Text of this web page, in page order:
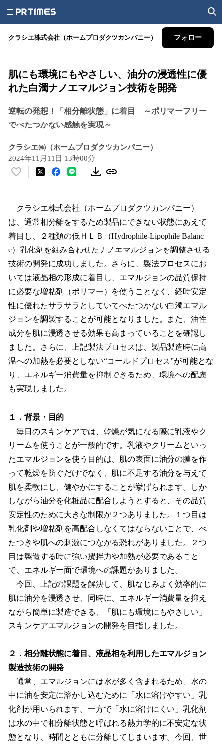
クラシエ株式会社（ホームプロダクツカンパニー） フォロー
肌にも環境にもやさしい、油分の浸透性に優
れた白濁ナノエマルジョン技術を開発
逆転の発想！「相分離状態」に着目 ～ポリマーフリー
でべたつかない感触を実現～
クラシエ㈱（ホームプロダクツカンパニー）
2024年11月11日 13時00分
い
！
を
読
み
込
み
中
で
す
クラシエ株式会社（ホームプロダクツカンパニー）
は、通常相分離をするため製品にできない状態にあえて
着目し、２種類の低ＨＬＢ（Hydrophile-Lipophile Balanc
e）乳化剤を組み合わせたナノエマルジョンを調整させる
技術の開発に成功しました。さらに、製法プロセスにお
いては液晶相の形成に着目し、エマルジョンの品質保持
に必要な増粘剤（ポリマー）を使うことなく、経時安定
性に優れたサラサラとしていてべたつかない白濁エマル
ジョンを調製することが可能となりました。また、油性
成分を肌に浸透させる効果も高まっていることを確認し
ました。さらに、上記製法プロセスは、製品製造時に高
温への加熱を必要としない“コールドプロセス”が可能とな
り、エネルギー消費量を抑制できるため、環境への配慮
も実現しました。
１．背景・目的
毎日のスキンケアでは、乾燥が気になる際に乳液やク
リームを使うことが一般的です。乳液やクリームといっ
たエマルジョンを使う目的は、肌の表面に油分の膜を作
って乾燥を防ぐだけでなく、肌に不足する油分を与えて
肌を柔軟にし、健やかにすることが挙げられます。しか
しながら油分を化粧品に配合しようとすると、その品質
安定性のために大きな制限が２つありました。１つ目は
乳化剤や増粘剤を高配合しなくてはならないことで、べ
たつきや肌への刺激につながる恐れがありました。２つ
目は製造する時に強い攪拌力や加熱が必要であること
で、エネルギー面で環境への課題がありました。
今回、上記の課題を解決して、肌なじみよく効率的に
肌に油分を浸透させ、同時に、エネルギー消費量を抑え
ながら簡単に製造できる、「肌にも環境にもやさしい」
スキンケアエマルジョンの開発を目指しました。
２．相分離状態に着目、液晶相を利用したエマルジョン
製造技術の開発
通常、エマルジョンには水が多く含まれるため、水の
中に油を安定に溶かし込むために「水に溶けやすい」乳
化剤が用いられます。一方で「水に溶けにくい」乳化剤
は水の中で相分離状態と呼ばれる熱力学的に不安定な状
態となり、時間とともに分離してしまいます。今回、世